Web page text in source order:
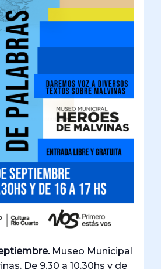
Museo Municipal
De 9.30 a 10.30hs y de